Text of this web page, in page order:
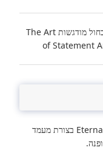
משיכות מכחול מודגשות The Art
of Statement
Eternal Elegance Timeless Beauty בצורת מעמד